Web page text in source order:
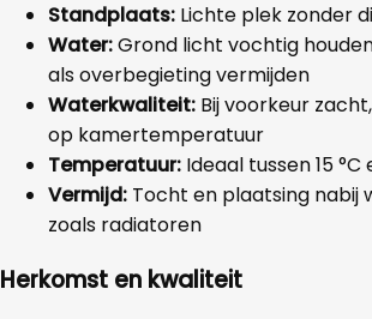
Standplaats: Lichte plek zonder
Water:Grond licht vochtig
als overbegieting vermijden
Waterkwaliteit: Bij voorkeur
op kamertemperatuur
Temperatuur: Ideaal tussen 15 °C
Vermijd: Tocht en plaatsing nabij
zoals radiatoren
Herkomst en kwaliteit